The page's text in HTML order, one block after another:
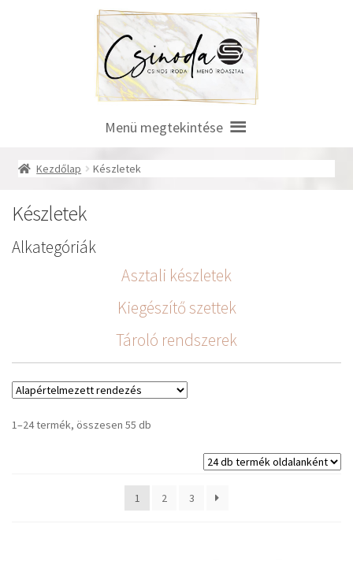
Menü megtekintése
Kezdőlap Készletek
Készletek
Alkategóriák
Asztali készletek
Kiegészítő szettek
Tároló rendszerek
1–24 termék, összesen 55 db
1 2 3